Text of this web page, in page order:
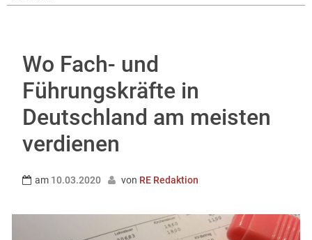
Wo Fach- und
Führungskräfte in
Deutschland am meisten
verdienen
am 10.03.2020 von RE Redaktion